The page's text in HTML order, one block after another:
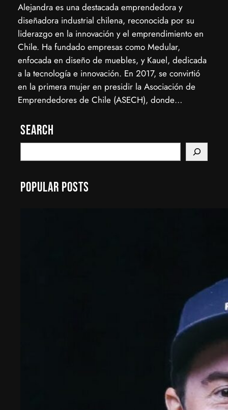
Alejandra es una destacada emprendedora y
diseñadora industrial chilena, reconocida por su
liderazgo en la innovación y el emprendimiento en
Chile. Ha fundado empresas como Medular,
enfocada en diseño de muebles, y Kauel, dedicada
a la tecnología e innovación. En 2017, se convirtió
en la primera mujer en presidir la Asociación de
Emprendedores de Chile (ASECH), donde…
Search
e
r
Popular Posts